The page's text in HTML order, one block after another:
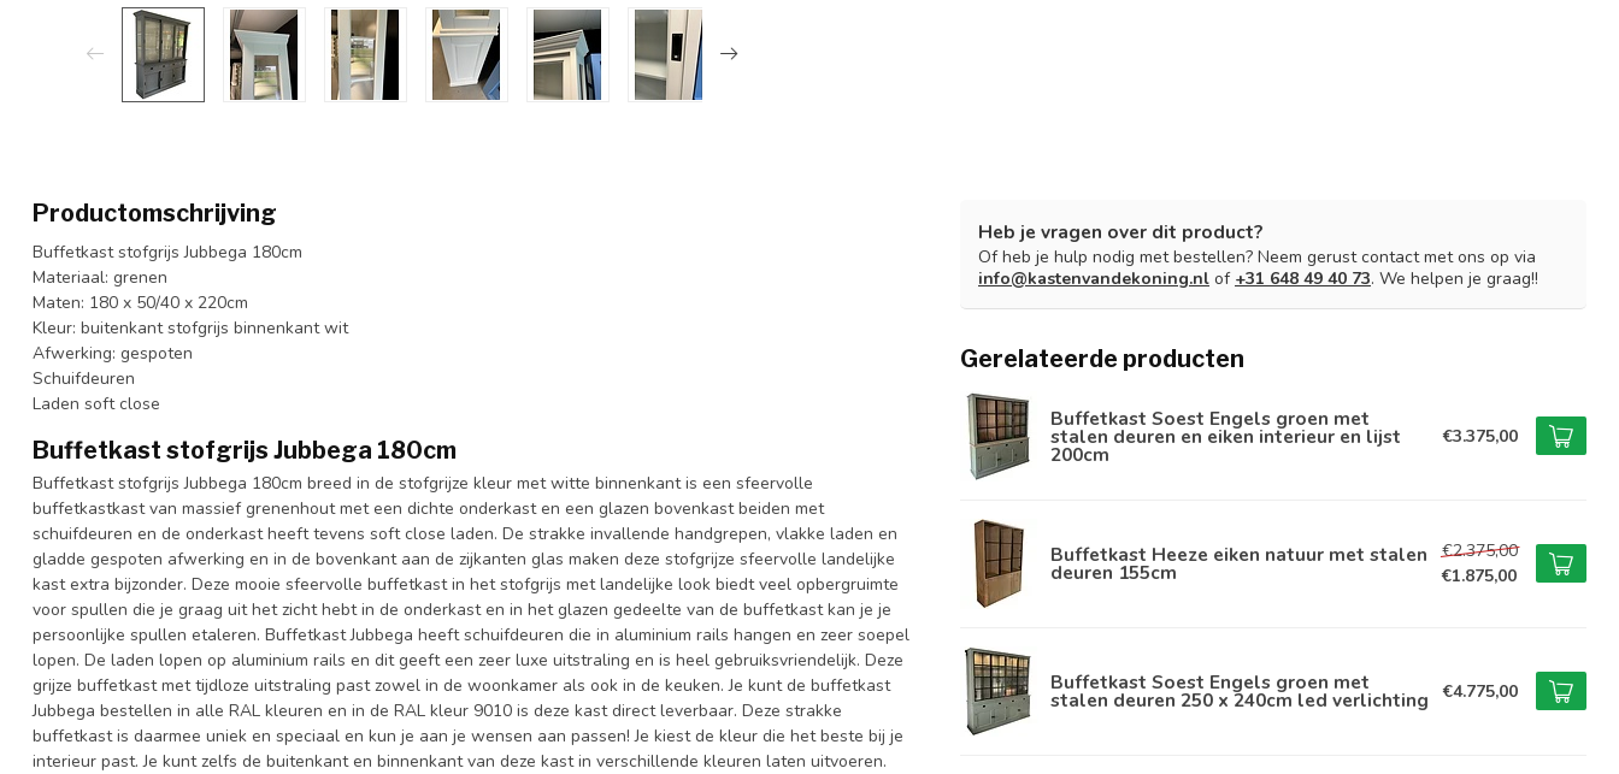
Productomschrijving
Buffetkast stofgrijs Jubbega 180cm
Materiaal: grenen
Maten: 180 x 50/40 x 220cm
Kleur: buitenkant stofgrijs binnenkant wit
Afwerking: gespoten
Schuifdeuren
Laden soft close
Buffetkast stofgrijs Jubbega 180cm
Buffetkast stofgrijs Jubbega 180cm breed in de stofgrijze kleur met witte binnenkant is een sfeervolle
buffetkastkast van massief grenenhout met een dichte onderkast en een glazen bovenkast beiden met
schuifdeuren en de onderkast heeft tevens soft close laden. De strakke invallende handgrepen, vlakke laden en
gladde gespoten afwerking en in de bovenkant aan de zijkanten glas maken deze stofgrijze sfeervolle landelijke
kast extra bijzonder. Deze mooie sfeervolle buffetkast in het stofgrijs met landelijke look biedt veel opbergruimte
voor spullen die je graag uit het zicht hebt in de onderkast en in het glazen gedeelte van de buffetkast kan je je
persoonlijke spullen etaleren. Buffetkast Jubbega heeft schuifdeuren die in aluminium rails hangen en zeer soepel
lopen. De laden lopen op aluminium rails en dit geeft een zeer luxe uitstraling en is heel gebruiksvriendelijk. Deze
grijze buffetkast met tijdloze uitstraling past zowel in de woonkamer als ook in de keuken. Je kunt de buffetkast
Jubbega bestellen in alle RAL kleuren en in de RAL kleur 9010 is deze kast direct leverbaar. Deze strakke
buffetkast is daarmee uniek en speciaal en kun je aan je wensen aan passen! Je kiest de kleur die het beste bij je
interieur past. Je kunt zelfs de buitenkant en binnenkant van deze kast in verschillende kleuren laten uitvoeren.
Heb je vragen over dit product?
Of heb je hulp nodig met bestellen? Neem gerust contact met ons op via
info@kastenvandekoning.nl of +31 648 49 40 73. We helpen je graag!!
Gerelateerde producten
Buffetkast Soest Engels groen met
stalen deuren en eiken interieur en lijst
200cm
€3.375,00
Buffetkast Heeze eiken natuur met stalen
deuren 155cm
€2.375,00
€1.875,00
Buffetkast Soest Engels groen met
stalen deuren 250 x 240cm led verlichting €4.775,00